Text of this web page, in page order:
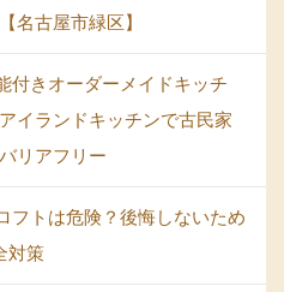
名古屋市緑区】
付きオーダーメイドキッチ
イランドキッチンで古民家
リアフリー
フトは危険？後悔しないため
対策